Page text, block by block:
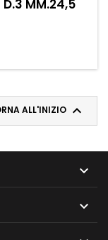
D.3 MM.24,5
ALL'INIZIO 

